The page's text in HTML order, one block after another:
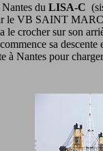
du LISA-C
le VB SAINT
le crocher sur son
sa
à Nantes pour